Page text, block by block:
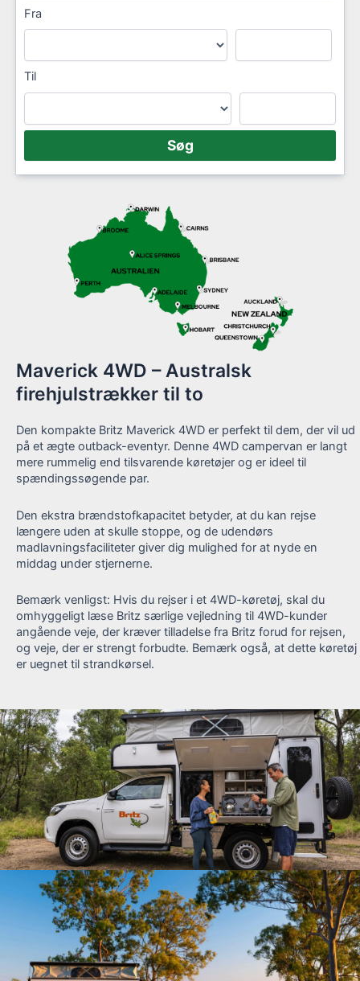
Fra
Til
Maverick 4WD – Australsk
firehjulstrækker til to
Den kompakte Britz Maverick 4WD er perfekt til dem, der vil ud
på et ægte outback-eventyr. Denne 4WD campervan er langt
mere rummelig end tilsvarende køretøjer og er ideel til
spændingssøgende par.
Den ekstra brændstofkapacitet betyder, at du kan rejse
længere uden at skulle stoppe, og de udendørs
madlavningsfaciliteter giver dig mulighed for at nyde en
middag under stjernerne.
Bemærk venligst: Hvis du rejser i et 4WD-køretøj, skal du
omhyggeligt læse Britz særlige vejledning til 4WD-kunder
angående veje, der kræver tilladelse fra Britz forud for rejsen,
og veje, der er strengt forbudte. Bemærk også, at dette køretøj
er uegnet til strandkørsel.